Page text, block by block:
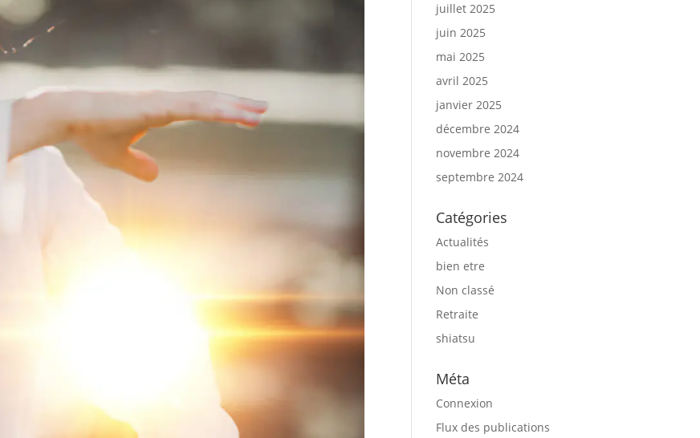
juillet 2025
juin 2025
mai 2025
avril 2025
janvier 2025
décembre 2024
novembre 2024
septembre 2024
Catégories
Actualités
bien etre
Non classé
Retraite
shiatsu
Méta
Connexion
Flux des publications